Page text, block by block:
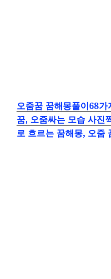
오줌꿈 꿈해몽풀이68
꿈, 오줌싸는 모습 사진
로 흐르는 꿈해몽, 오줌